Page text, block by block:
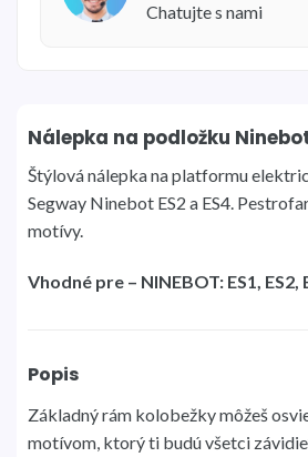
Chatujte s nami
Nálepka na podložku
Štýlová nálepka na platformu
Segway Ninebot ES2 a ES4.
motívy.
Vhodné pre – NINEBOT: ES1, ES2,
Popis
Základný rám kolobežky môžeš
motívom, ktorý ti budú všetci